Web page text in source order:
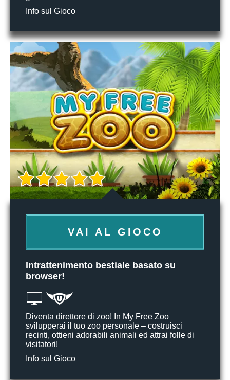
Info sul Gioco
VAI AL GIOCO
Intrattenimento bestiale basato su
browser!
Diventa direttore di zoo! In My Free Zoo
svilupperai il tuo zoo personale – costruisci
recinti, ottieni adorabili animali ed attrai folle di
visitatori!
Info sul Gioco